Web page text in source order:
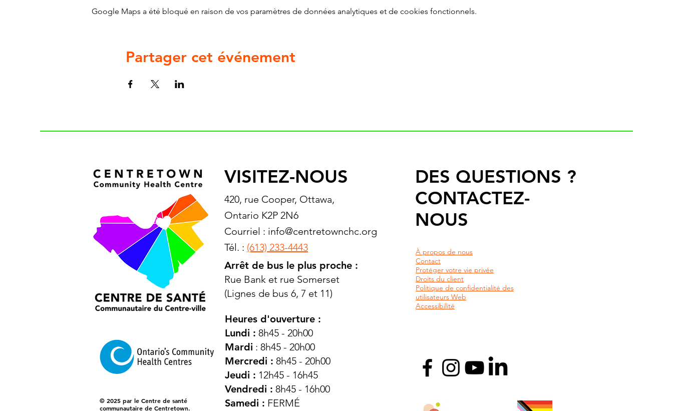
Google Maps a été bloqué en raison de vos paramètres de données analytiques et de cookies fonctionnels.
Partager cet événement
© 2025 par le Centre de santé
communautaire de Centretown.
VISITEZ-NOUS
420, rue Cooper, Ottawa,
Ontario K2P 2N6
Courriel : info@centretownchc.org
Tél. : (613) 233-4443
Arrêt de bus le plus proche :
Rue Bank et rue Somerset
(Lignes de bus 6, 7 et 11)
Heures d'ouverture :
Lundi : 8h45 - 20h00
Mardi : 8h45 - 20h00
Mercredi : 8h45 - 20h00
Jeudi : 12h45 - 16h45
Vendredi : 8h45 - 16h00
Samedi : FERMÉ
DES QUESTIONS ?
CONTACTEZ-
NOUS
À propos de nous
Contact
Protéger votre vie privée
Droits du client
Politique de confidentialité des
utilisateurs Web
Accessibilité